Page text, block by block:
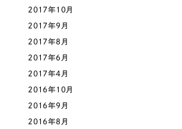
2017年10月
2017年9月
2017年8月
2017年6月
2017年4月
2016年10月
2016年9月
2016年8月